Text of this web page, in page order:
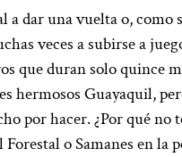
a dar una vuelta o, como
veces a subirse a
que duran solo quince
hermosos Guayaquil,
por hacer. ¿Por qué no
Forestal o Samanes en la